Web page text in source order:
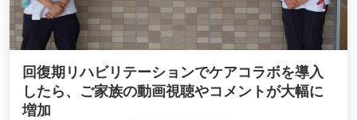
回復期リハビリテーションでケアコラボを導入
したら、ご家族の動画視聴やコメントが大幅に
増加